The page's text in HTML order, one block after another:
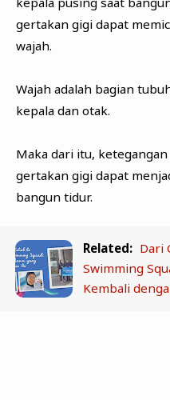
gertakan gigi dapat
wajah.
Wajah adalah bagian
kepala dan otak.
Maka dari itu,
gertakan gigi dapat
bangun tidur.
Related: Dari
Swimming
Kembali